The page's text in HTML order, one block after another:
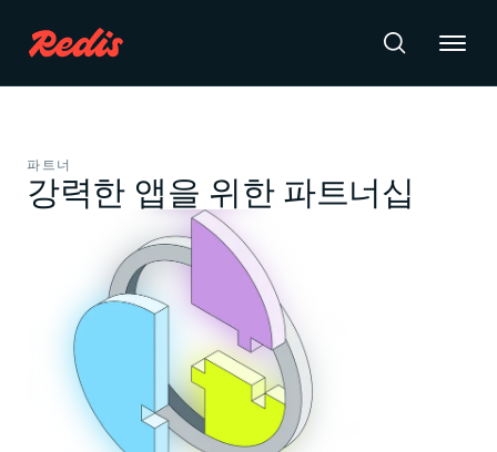
제품
지속적으로 개선되는 컨텍스트와 최신 데이터를 기반으로
에이전트를 빌드하세요.
Redis 클라우드
완전 관리형. 구글 클라우드, Azure, AWS와 연동.
Redis 소프트웨어
어떤 환경에서도 배포할 수 있는 엔터프라이즈급 Redis.
Redis 에이전트 메모리
리소스
튜토리얼
시작 가이드
파트너
강력한 앱을 위한 파트너십